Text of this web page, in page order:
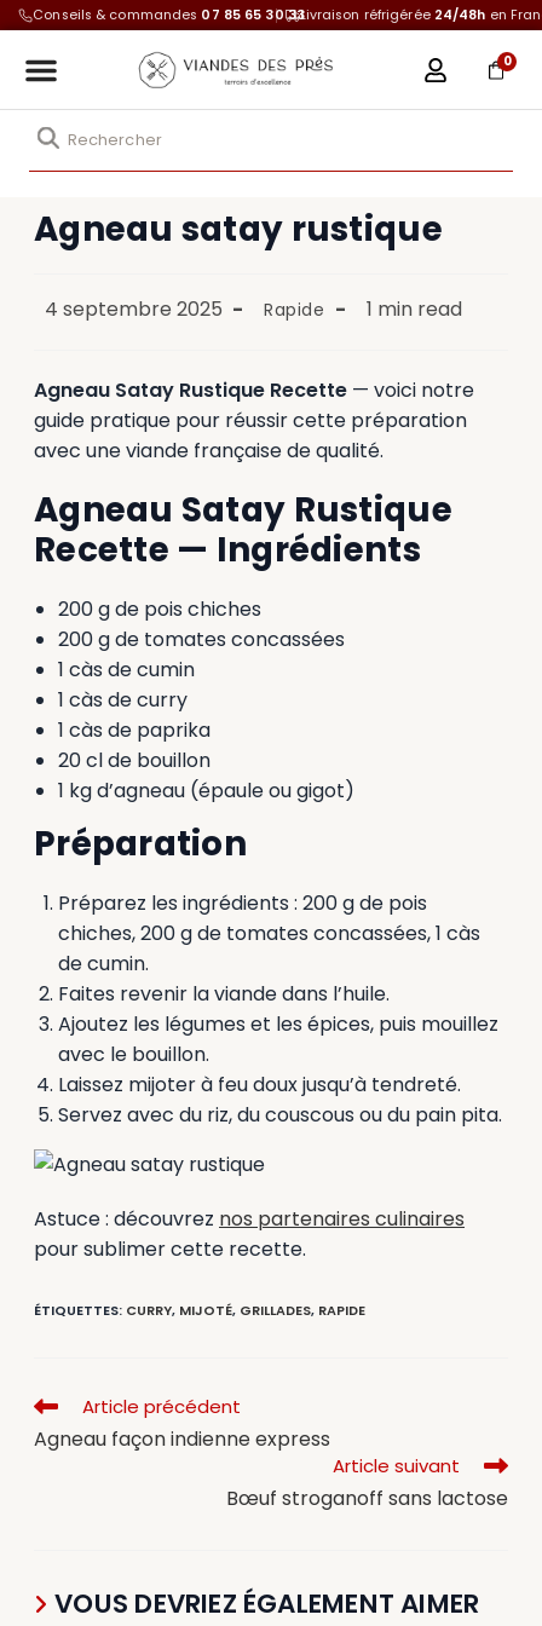
Conseils & commandes 07 85 65 30 33Livraison réfrigérée 24/48h en
0
Agneau satay rustique
4 septembre 2025 Rapide 1 min read
Agneau Satay Rustique Recette — voici notre
guide pratique pour réussir cette préparation
avec une viande française de qualité.
Agneau Satay Rustique
Recette — Ingrédients
200 g de pois chiches
200 g de tomates concassées
1 càs de cumin
1 càs de curry
1 càs de paprika
20 cl de bouillon
1 kg d’agneau (épaule ou gigot)
Préparation
Préparez les ingrédients : 200 g de pois
chiches, 200 g de tomates concassées, 1 càs
de cumin.
Faites revenir la viande dans l’huile.
Ajoutez les légumes et les épices, puis mouillez
avec le bouillon.
Laissez mijoter à feu doux jusqu’à tendreté.
Servez avec du riz, du couscous ou du pain pita.
Astuce : découvrez nos partenaires culinaires
pour sublimer cette recette.
ÉTIQUETTES: CURRY, MIJOTÉ, GRILLADES, RAPIDE
Article précédent
Agneau façon indienne express
Article suivant
Bœuf stroganoff sans lactose
VOUS DEVRIEZ ÉGALEMENT AIMER